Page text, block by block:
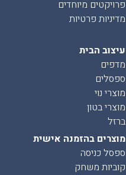
פרויקטים מיוחדים
מדיניות פרטיות
עיצוב הבית
מדפים
ספסלים
מוצרי נוי
מוצרי בטון
ברזל
מוצרים בהזמנה אישית
ספסל כניסה
קוביות משחק